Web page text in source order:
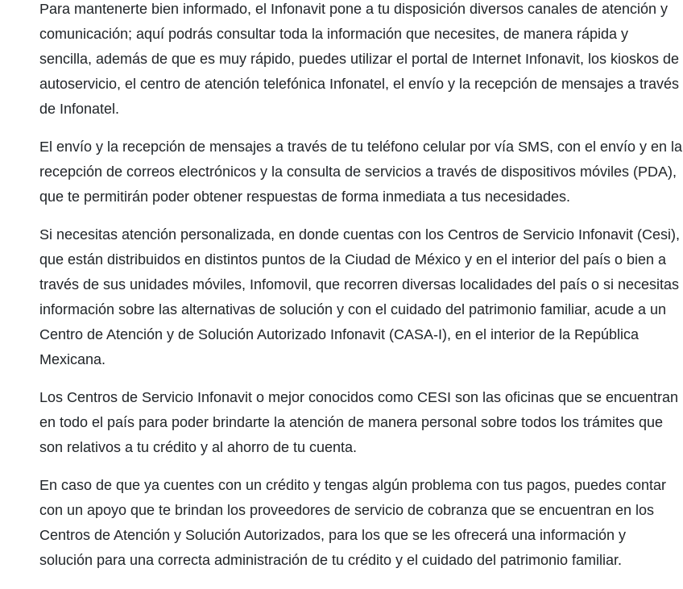
Para mantenerte bien informado, el Infonavit pone a tu disposición diversos canales de atención y
comunicación; aquí podrás consultar toda la información que necesites, de manera rápida y
sencilla, además de que es muy rápido, puedes utilizar el portal de Internet Infonavit, los kioskos de
autoservicio, el centro de atención telefónica Infonatel, el envío y la recepción de mensajes a través
de Infonatel.
El envío y la recepción de mensajes a través de tu teléfono celular por vía SMS, con el envío y en la
recepción de correos electrónicos y la consulta de servicios a través de dispositivos móviles (PDA),
que te permitirán poder obtener respuestas de forma inmediata a tus necesidades.
Si necesitas atención personalizada, en donde cuentas con los Centros de Servicio Infonavit (Cesi),
que están distribuidos en distintos puntos de la Ciudad de México y en el interior del país o bien a
través de sus unidades móviles, Infomovil, que recorren diversas localidades del país o si necesitas
información sobre las alternativas de solución y con el cuidado del patrimonio familiar, acude a un
Centro de Atención y de Solución Autorizado Infonavit (CASA-I), en el interior de la República
Mexicana.
Los Centros de Servicio Infonavit o mejor conocidos como CESI son las oficinas que se encuentran
en todo el país para poder brindarte la atención de manera personal sobre todos los trámites que
son relativos a tu crédito y al ahorro de tu cuenta.
En caso de que ya cuentes con un crédito y tengas algún problema con tus pagos, puedes contar
con un apoyo que te brindan los proveedores de servicio de cobranza que se encuentran en los
Centros de Atención y Solución Autorizados, para los que se les ofrecerá una información y
solución para una correcta administración de tu crédito y el cuidado del patrimonio familiar.